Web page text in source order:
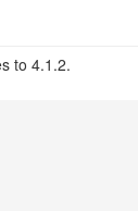
to 4.1.2.